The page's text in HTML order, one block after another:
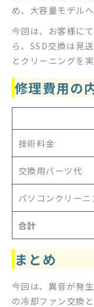
め、大容量モデル
今回は、お客様に
ら、SSD交換は見
とクリーニングを
修理費用の
技術料金
交換用パーツ代
パソコンクリーニ
合計
まとめ
今回は、異音が発
の冷却ファン交換